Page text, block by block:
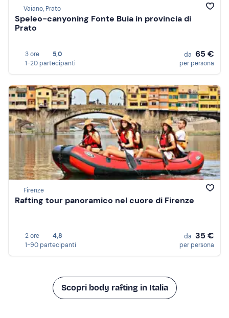
Vaiano, Prato
Speleo-canyoning Fonte Buia in provincia di
Prato
3 ore
5,0
1-20 partecipanti
da 65 €
per persona
Firenze
Rafting tour panoramico nel cuore di Firenze
2 ore
4,8
1-90 partecipanti
da 35 €
per persona
Scopri body rafting in Italia